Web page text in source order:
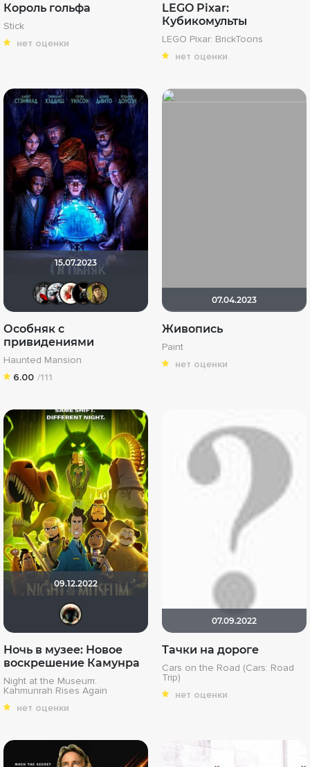
Король гольфа
Stick
нет оценки
LEGO Pixar:
Кубикомульты
LEGO Pixar: BrickToons
нет оценки
15.07.2023
Мышь Белая
Kot123RUS
Виктория555
loki86electroHuk
Особняк с
привидениями
Haunted Mansion
6.00 /111
07.04.2023
Живопись
Paint
нет оценки
09.12.2022
Ночь в музее: Новое
воскрешение Камунра
Night at the Museum:
Kahmunrah Rises Again
нет оценки
07.09.2022
Тачки на дороге
Cars on the Road (Cars: Road
Trip)
нет оценки